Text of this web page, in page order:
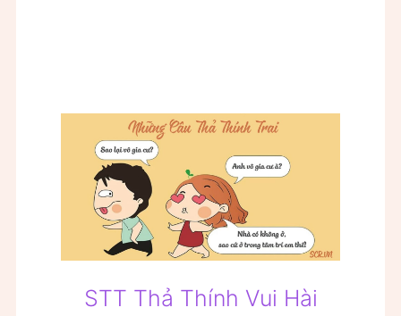
STT Thả Thính Vui Hài